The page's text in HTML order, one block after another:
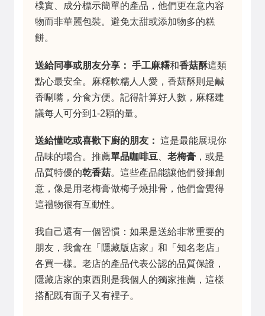
樸實、成分標示簡單的產品，他們更在意內容
物而非華麗包裝。避免太甜或添加物多的糕
餅。
送給同事或朋友分享： 手工麻糬和香菇酥這類
點心最安全。麻糬軟糯人人愛，香菇酥則是鹹
香唰嘴，分食方便。記得計算好人數，麻糬建
議每人可分到1-2顆的量。
送給懂吃或喜歡下廚的朋友： 這是最能展現你
品味的場合。推薦單品咖啡豆 老梅膏 ，或是
品質特優的乾香菇。這些產品能讓他們發揮創
意，像是用老梅膏做梅子燒排骨，他們會覺得
這禮物很有互動性。
我自己還有一個習慣：如果是送給非常重要的
朋友，我會在「隱藏版店家」和「知名老店」
各買一樣。老店的產品代表公認的品質保證，
隱藏店家的東西則是我個人的獨家推薦，這樣
搭配既有面子又有裡子。